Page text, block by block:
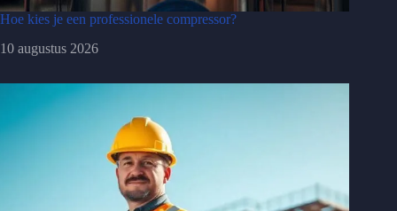
Hoe kies je een professionele compressor?
10 augustus 2026